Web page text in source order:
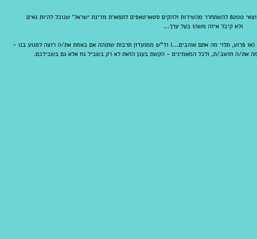
אבל עזבו אתכם משטויות, תנו ליוצאי 8200 להשתחרר מהשירות ולהקים סטארטאפים לתפארת מדינת ישראל' שנוכל להיות גאים
ולא קיבל איזה משהו בעל ערך...
(או פרוע, תלוי מה אתם אוהבים...) וד"ש ממועדון תרבות שתוהה אם באמת את/ה רוצה לפגוע בנו -
את/ה חושב/ת, ולכל המאמינים - הקשת בענן הזאת לא רק בשביל נח אלא גם בשבילכם.